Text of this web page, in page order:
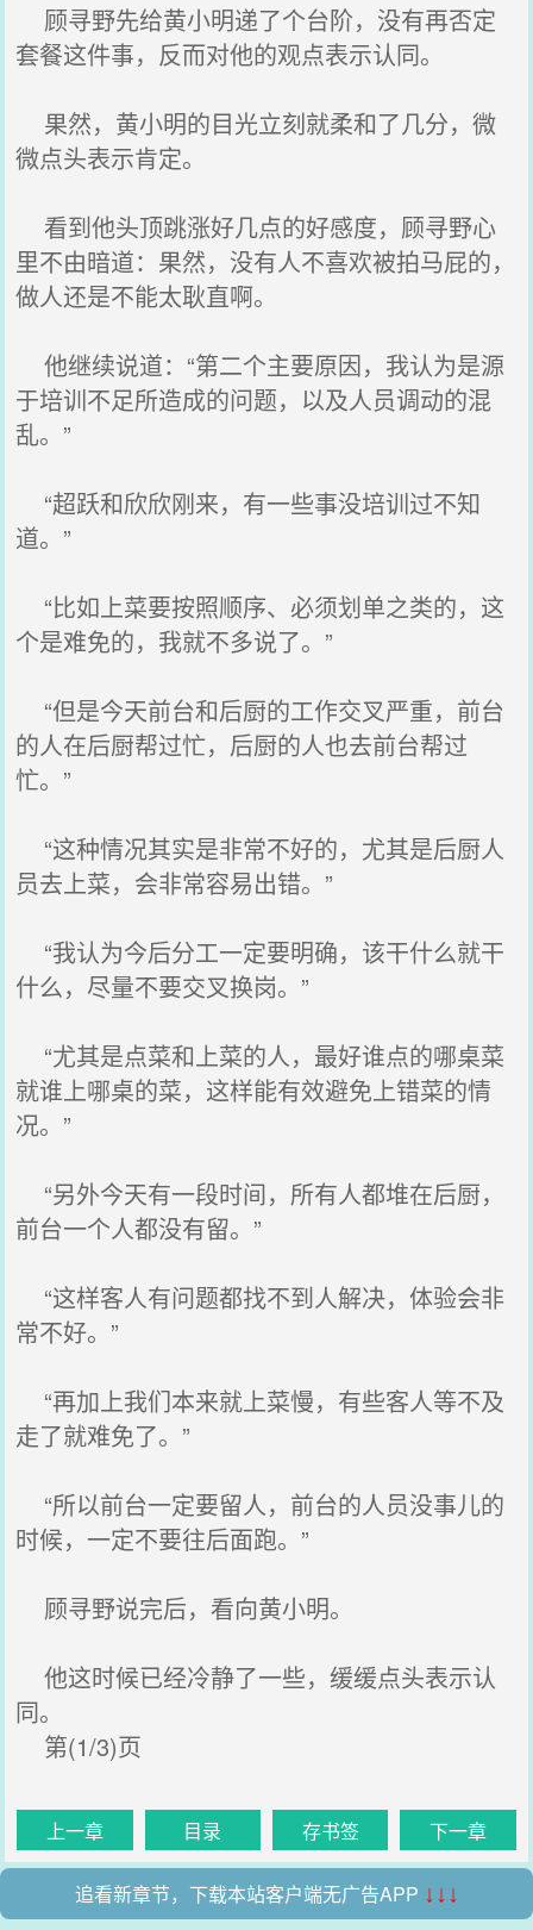
顾寻野先给黄小明递了个台阶，没有再否定
套餐这件事，反而对他的观点表示认同。
果然，黄小明的目光立刻就柔和了几分，微
微点头表示肯定。
看到他头顶跳涨好几点的好感度，顾寻野心
里不由暗道：果然，没有人不喜欢被拍马屁的，
做人还是不能太耿直啊。
他继续说道：“第二个主要原因，我认为是源
于培训不足所造成的问题，以及人员调动的混
乱。”
“超跃和欣欣刚来，有一些事没培训过不知
道。”
“比如上菜要按照顺序、必须划单之类的，这
个是难免的，我就不多说了。”
“但是今天前台和后厨的工作交叉严重，前台
的人在后厨帮过忙，后厨的人也去前台帮过
忙。”
“这种情况其实是非常不好的，尤其是后厨人
员去上菜，会非常容易出错。”
“我认为今后分工一定要明确，该干什么就干
什么，尽量不要交叉换岗。”
“尤其是点菜和上菜的人，最好谁点的哪桌菜
就谁上哪桌的菜，这样能有效避免上错菜的情
况。”
“另外今天有一段时间，所有人都堆在后厨，
前台一个人都没有留。”
“这样客人有问题都找不到人解决，体验会非
常不好。”
“再加上我们本来就上菜慢，有些客人等不及
走了就难免了。”
“所以前台一定要留人，前台的人员没事儿的
时候，一定不要往后面跑。”
顾寻野说完后，看向黄小明。
他这时候已经冷静了一些，缓缓点头表示认
同。
第(1/3)页
上一章 目录 存书签 下一章
追看新章节，下载本站客户端无广告APP ↓↓↓